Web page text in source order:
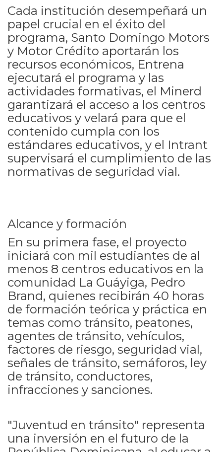
Cada institución desempeñará un
papel crucial en el éxito del
programa, Santo Domingo Motors
y Motor Crédito aportarán los
recursos económicos, Entrena
ejecutará el programa y las
actividades formativas, el Minerd
garantizará el acceso a los centros
educativos y velará para que el
contenido cumpla con los
estándares educativos, y el Intrant
supervisará el cumplimiento de las
normativas de seguridad vial.
Alcance y formación
En su primera fase, el proyecto
iniciará con mil estudiantes de al
menos 8 centros educativos en la
comunidad La Guáyiga, Pedro
Brand, quienes recibirán 40 horas
de formación teórica y práctica en
temas como tránsito, peatones,
agentes de tránsito, vehículos,
factores de riesgo, seguridad vial,
señales de tránsito, semáforos, ley
de tránsito, conductores,
infracciones y sanciones.
"Juventud en tránsito" representa
una inversión en el futuro de la